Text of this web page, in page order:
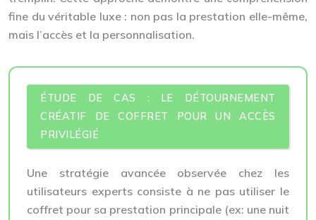
fine du véritable luxe : non pas la prestation elle-même,
mais l’accès et la personnalisation.
ÉTUDE DE CAS : LE DÉTOURNEMENT
CRÉATIF DE COFFRET POUR UN ACCÈS
PRIVILÉGIÉ
Une stratégie avancée observée chez les
utilisateurs experts consiste à ne pas utiliser le
coffret pour sa prestation principale (ex: une nuit